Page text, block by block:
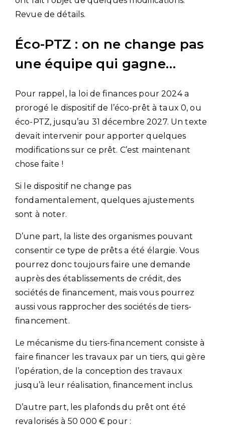
Revue de détails.
Éco-PTZ : on ne change pas
une équipe qui gagne…
Pour rappel, la loi de finances pour 2024 a
prorogé le dispositif de l’éco-prêt à taux 0, ou
éco-PTZ, jusqu’au 31 décembre 2027. Un texte
devait intervenir pour apporter quelques
modifications sur ce prêt. C’est maintenant
chose faite !
Si le dispositif ne change pas
fondamentalement, quelques ajustements
sont à noter.
D’une part, la liste des organismes pouvant
consentir ce type de prêts a été élargie. Vous
pourrez donc toujours faire une demande
auprès des établissements de crédit, des
sociétés de financement, mais vous pourrez
aussi vous rapprocher des sociétés de tiers-
financement.
Le mécanisme du tiers-financement consiste à
faire financer les travaux par un tiers, qui gère
l’opération, de la conception des travaux
jusqu’à leur réalisation, financement inclus.
D’autre part, les plafonds du prêt ont été
revalorisés à 50 000 € pour :